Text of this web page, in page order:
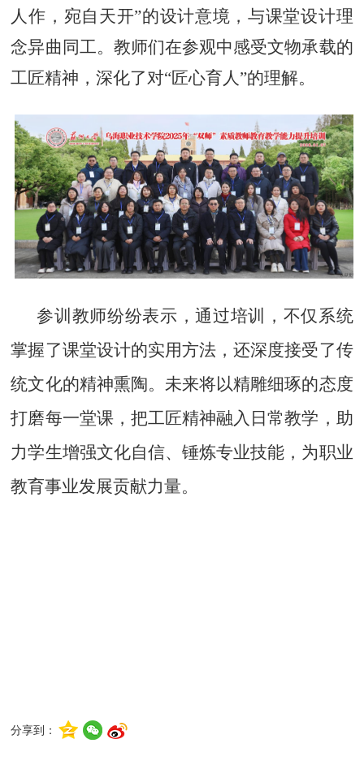
人作，宛自天开”的设计意境，与课堂设计理
念异曲同工。教师们在参观中感受文物承载的
工匠精神，深化了对“匠心育人”的理解。
参训教师纷纷表示 ，通过培训，不仅系统
掌握了课堂设计的实用方法，还深度接受了传
统文化的精神熏陶。未来将以精雕细琢的态度
打磨每一堂课，把工匠精神融入日常教学，助
力学生增强文化自信、锤炼专业技能，为职业
教育事业发展贡献力量。
分享到：